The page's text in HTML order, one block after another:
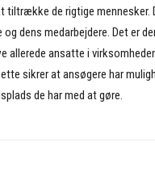
tiltrække de rigtige mennesker.
dens medarbejdere. Det er
allerede ansatte i
sikrer at ansøgere har
de har med at gøre.